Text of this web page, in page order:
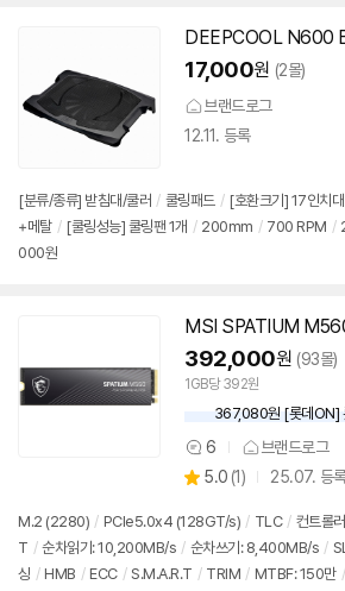
DEEPCOOL N600
17,000원 (2몰)
브랜드로그
12.11. 등록
[분류/종류] 받침대/쿨러 / 쿨링패드 / [호환크기] 17인치대
+메탈 / [쿨링성능] 쿨링팬 1개 / 200mm / 700 RPM /
000원
MSI SPATIUM
392,000원 (93몰)
1GB당 392원
367,080원 [롯데ON]
상
품
견
6 브랜드로그
별
점
5.0 (상
리
뷰
1) 25.07. 등
M.2 (2280) / PCIe5.0x4 (128GT/s) / TLC / 컨트롤
T / 순차읽기: 10,200MB/s / 순차쓰기: 8,400MB/s /
싱 / HMB / ECC / S.M.A.R.T / TRIM / MTBF: 150만 /